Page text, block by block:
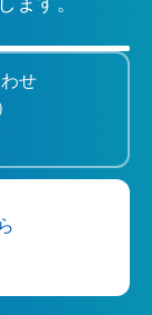
せ